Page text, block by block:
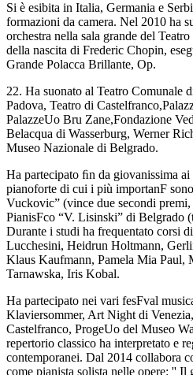
Si è esibita in Italia, Germania e
formazioni da camera. Nel 2010 ha
orchestra nella sala grande del
della nascita di Frederic Chopin,
Grande Polacca Brillante, Op.
22. Ha suonato al Teatro
Padova, Teatro di
PalazzeUo Bru Zane,Fondazione
Belacqua di Wasserburg, Werner
Museo Nazionale di Belgrado.
Ha partecipato ﬁn da giovanissima
pianoforte di cui i più importanF
Vuckovic” (vince due secondi
PianisFco “V. Lisinski” di Belgrado
Durante i studi ha frequentato corsi
Lucchesini, Heidrun Holtmann,
Klaus Kaufmann, Pamela Mia Paul,
Tarnawska, Iris Kobal.
Ha partecipato nei vari fesFval
Klaviersommer, Art Night di
Castelfranco, ProgeUo del Museo
repertorio classico ha interpretato e
contemporanei. Dal 2014 collabora
come pianista solista nelle opere: ''